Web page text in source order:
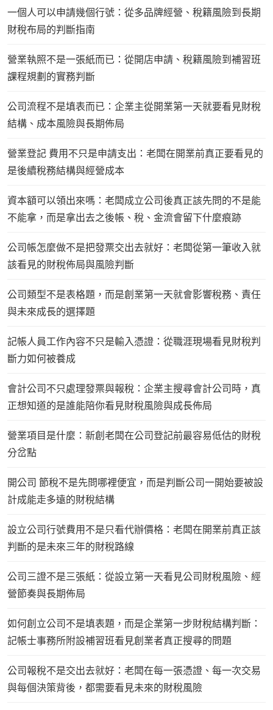
一個人可以申請幾個行號：從多品牌經營、稅籍風險到長期
財稅布局的判斷指南
營業執照不是一張紙而已：從開店申請、稅籍風險到補習班
課程規劃的實務判斷
公司流程不是填表而已：企業主從開業第一天就要看見財稅
結構、成本風險與長期佈局
營業登記 費用不只是申請支出：老闆在開業前真正要看見的
是後續稅務結構與經營成本
資本額可以領出來嗎：老闆成立公司後真正該先問的不是能
不能拿，而是拿出去之後帳、稅、金流會留下什麼痕跡
公司帳怎麼做不是把發票交出去就好：老闆從第一筆收入就
該看見的財稅佈局與風險判斷
公司類型不是表格題，而是創業第一天就會影響稅務、責任
與未來成長的選擇題
記帳人員工作內容不只是輸入憑證：從職涯現場看見財稅判
斷力如何被養成
會計公司不只處理發票與報稅：企業主搜尋會計公司時，真
正想知道的是誰能陪你看見財稅風險與成長佈局
營業項目是什麼：新創老闆在公司登記前最容易低估的財稅
分岔點
開公司 節稅不是先問哪裡便宜，而是判斷公司一開始要被設
計成能走多遠的財稅結構
設立公司行號費用不是只看代辦價格：老闆在開業前真正該
判斷的是未來三年的財稅路線
公司三證不是三張紙：從設立第一天看見公司財稅風險、經
營節奏與長期佈局
如何創立公司不是填表題，而是企業第一步財稅結構判斷：
記帳士事務所附設補習班看見創業者真正搜尋的問題
公司報稅不是交出去就好：老闆在每一張憑證、每一次交易
與每個決策背後，都需要看見未來的財稅風險